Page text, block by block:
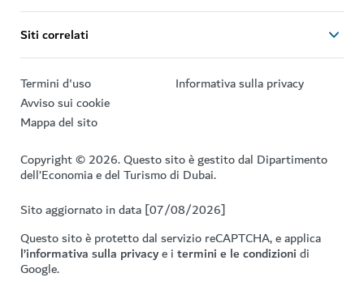
Siti correlati
Termini d'uso
Informativa sulla privacy
Avviso sui cookie
Mappa del sito
Copyright © 2026. Questo sito è gestito dal Dipartimento
dell’Economia e del Turismo di Dubai.
Sito aggiornato in data [07/08/2026]
Questo sito è protetto dal servizio reCAPTCHA, e applica
l’informativa sulla privacye itermini e le condizionidi
Google.